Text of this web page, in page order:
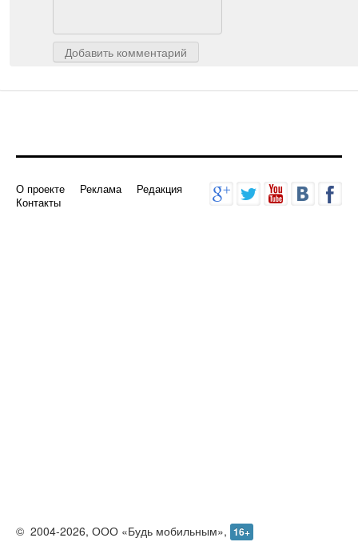
Добавить комментарий
О проекте Реклама
Редакция
Контакты
© 2004-2026, ООО «Будь мобильным», 16+